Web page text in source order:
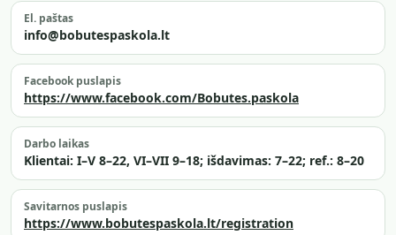
El. paštas
info@bobutespaskola.lt
Facebook puslapis
https://www.facebook.com/Bobutes.paskola
Darbo laikas
Klientai: I–V 8–22, VI–VII 9–18; išdavimas: 7–22; ref.: 8–20
Savitarnos puslapis
https://www.bobutespaskola.lt/registration